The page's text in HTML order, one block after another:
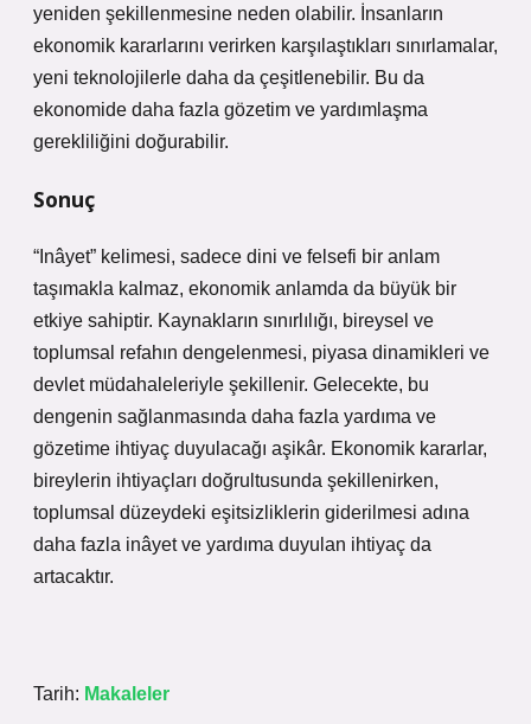
yeniden şekillenmesine neden olabilir. İnsanların
ekonomik kararlarını verirken karşılaştıkları sınırlamalar,
yeni teknolojilerle daha da çeşitlenebilir. Bu da
ekonomide daha fazla gözetim ve yardımlaşma
gerekliliğini doğurabilir.
Sonuç
“Inâyet” kelimesi, sadece dini ve felsefi bir anlam
taşımakla kalmaz, ekonomik anlamda da büyük bir
etkiye sahiptir. Kaynakların sınırlılığı, bireysel ve
toplumsal refahın dengelenmesi, piyasa dinamikleri ve
devlet müdahaleleriyle şekillenir. Gelecekte, bu
dengenin sağlanmasında daha fazla yardıma ve
gözetime ihtiyaç duyulacağı aşikâr. Ekonomik kararlar,
bireylerin ihtiyaçları doğrultusunda şekillenirken,
toplumsal düzeydeki eşitsizliklerin giderilmesi adına
daha fazla inâyet ve yardıma duyulan ihtiyaç da
artacaktır.
Tarih: Makaleler